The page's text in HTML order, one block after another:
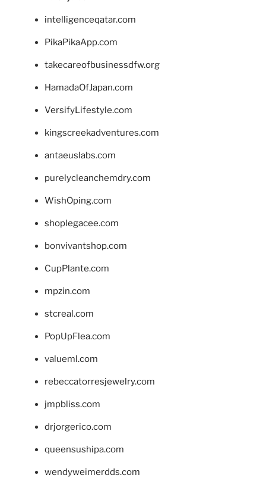
intelligenceqatar.com
PikaPikaApp.com
takecareofbusinessdfw.org
HamadaOfJapan.com
VersifyLifestyle.com
kingscreekadventures.com
antaeuslabs.com
purelycleanchemdry.com
WishOping.com
shoplegacee.com
bonvivantshop.com
CupPlante.com
mpzin.com
stcreal.com
PopUpFlea.com
valueml.com
rebeccatorresjewelry.com
jmpbliss.com
drjorgerico.com
queensushipa.com
wendyweimerdds.com